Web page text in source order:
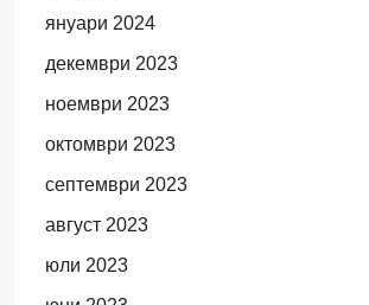
януари 2024
декември 2023
ноември 2023
октомври 2023
септември 2023
август 2023
юли 2023